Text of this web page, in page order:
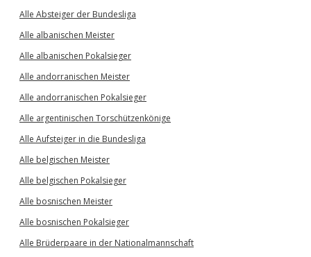
Alle Absteiger der Bundesliga
Alle albanischen Meister
Alle albanischen Pokalsieger
Alle andorranischen Meister
Alle andorranischen Pokalsieger
Alle argentinischen Torschützenkönige
Alle Aufsteiger in die Bundesliga
Alle belgischen Meister
Alle belgischen Pokalsieger
Alle bosnischen Meister
Alle bosnischen Pokalsieger
Alle Brüderpaare in der Nationalmannschaft